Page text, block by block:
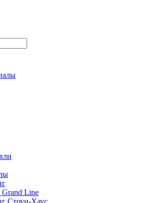
Line
Стоун-Хаус